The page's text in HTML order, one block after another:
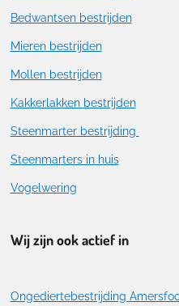
Bedwantsen bestrijden
Mieren bestrijden
Mollen bestrijden
Kakkerlakken bestrijden
Steenmarter bestrijding
Steenmarters in huis
Vogelwering
Wij zijn ook actief in
Ongediertebestrijding